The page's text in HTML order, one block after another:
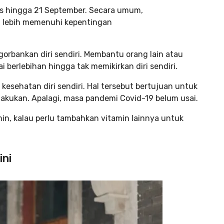
21 September. Secara umum,
memenuhi kepentingan
diri sendiri. Membantu orang lain atau
berlebihan hingga tak memikirkan diri sendiri.
diri sendiri. Hal tersebut bertujuan untuk
Apalagi, masa pandemi Covid-19 belum usai.
kalau perlu tambahkan vitamin lainnya untuk